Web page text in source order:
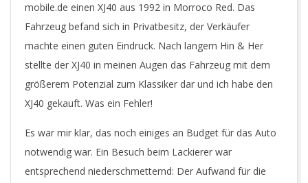
mobile.de einen XJ40 aus 1992 in Morroco Red. Das
Fahrzeug befand sich in Privatbesitz, der Verkäufer
machte einen guten Eindruck. Nach langem Hin & Her
stellte der XJ40 in meinen Augen das Fahrzeug mit dem
größerem Potenzial zum Klassiker dar und ich habe den
XJ40 gekauft. Was ein Fehler!
Es war mir klar, das noch einiges an Budget für das Auto
notwendig war. Ein Besuch beim Lackierer war
entsprechend niederschmetternd: Der Aufwand für die